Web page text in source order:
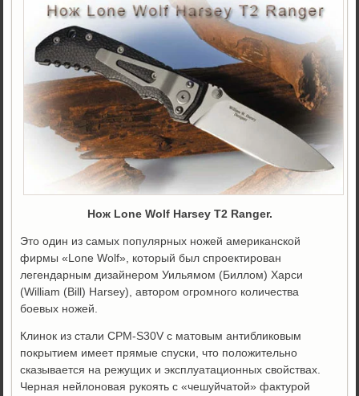
Нож Lone Wolf Harsey T2 Ranger.
Это один из самых популярных ножей американской
фирмы «Lone Wolf», который был спроектирован
легендарным дизайнером Уильямом (Биллом) Харси
(William (Bill) Harsey), автором огромного количества
боевых ножей.
Клинок из стали CPM-S30V с матовым антибликовым
покрытием имеет прямые спуски, что положительно
сказывается на режущих и эксплуатационных свойствах.
Черная нейлоновая рукоять с «чешуйчатой» фактурой